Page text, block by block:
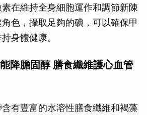
在維持全身細胞運作和調節新陳
色，攝取足夠的碘，可以確保甲
身體健康。
降膽固醇 膳食纖維護心血管
有豐富的水溶性膳食纖維和褐藻